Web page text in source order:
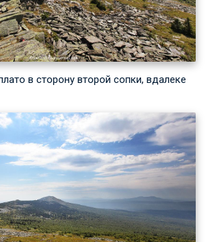
в сторону второй сопки, вдалеке